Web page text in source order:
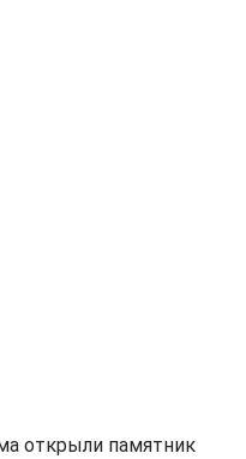
открыли памятник